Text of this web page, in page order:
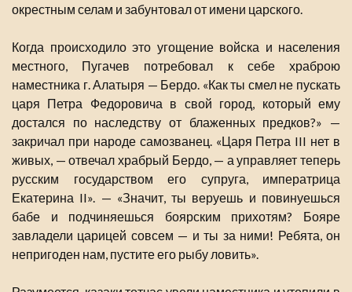
окрестным селам и забунтовал от имени царского.
Когда происходило это угощение войска и населения
местного, Пугачев потребовал к себе храброю
наместника г. Алатыря — Бердо. «Как ты смел не пускать
царя Петра Федоровича в свой город, который ему
достался по наследству от блаженных предков?» —
закричал при народе самозванец. «Царя Петра III нет в
живых, — отвечал храбрый Бердо, — а управляет теперь
русским государством его супруга, императрица
Екатерина II». — «Значит, ты веруешь и повинуешься
бабе и подчиняешься боярским прихотям? Бояре
завладели царицей совсем — и ты за ними! Ребята, он
непригоден нам, пустите его рыбу ловить».